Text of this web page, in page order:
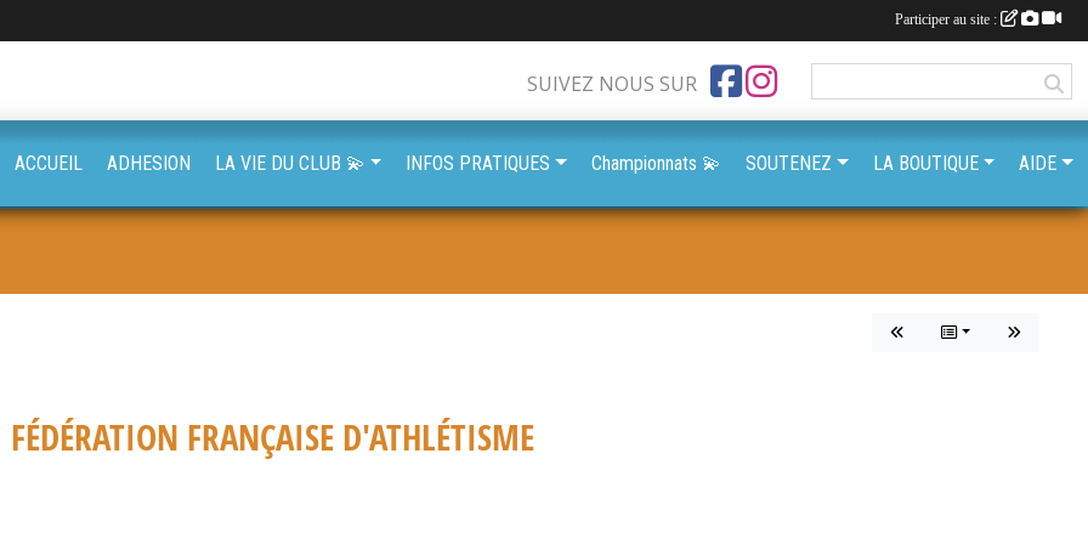
FÉDÉRATION FRANÇAISE D'ATHLÉTISME
SUIVEZ NOUS SUR
ACCUEIL ADHESION LA VIE DU CLUB 💫 INFOS PRATIQUES Championnats 💫 SOUTENEZ LA BOUTIQUE AIDE
Participer au site :